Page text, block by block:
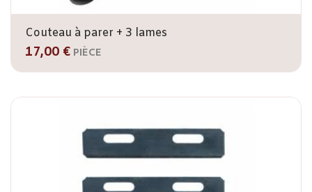
Couteau à parer + 3 lames
17,00 € PIÈCE